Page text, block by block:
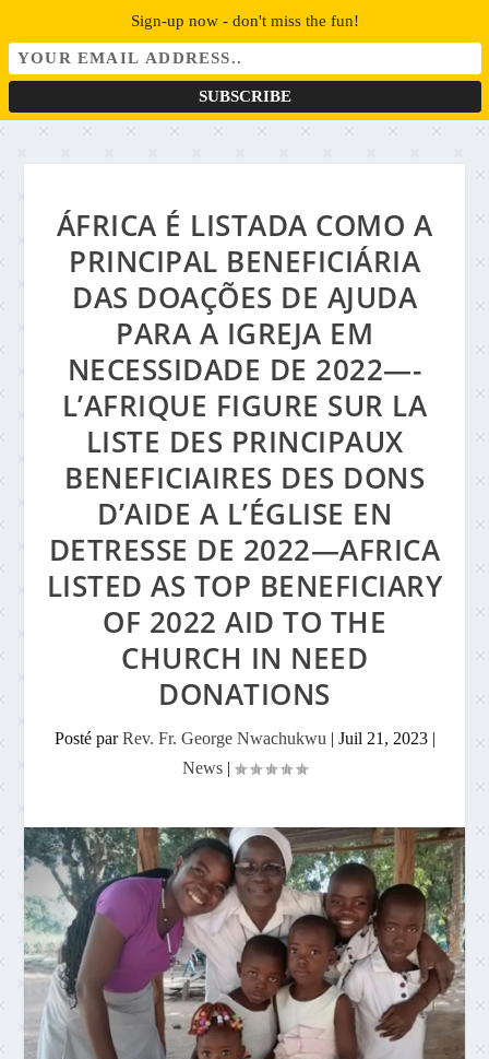
ÁFRICA É LISTADA COMO A
PRINCIPAL BENEFICIÁRIA
DAS DOAÇÕES DE AJUDA
PARA A IGREJA EM
NECESSIDADE DE 2022—-
L’AFRIQUE FIGURE SUR LA
LISTE DES PRINCIPAUX
BENEFICIAIRES DES DONS
D’AIDE A L’ÉGLISE EN
DETRESSE DE 2022—AFRICA
LISTED AS TOP BENEFICIARY
OF 2022 AID TO THE
CHURCH IN NEED
DONATIONS
Posté parRev. Fr. George Nwachukwu | Juil 21, 2023|
News |
Sign-up now - don't miss the fun!